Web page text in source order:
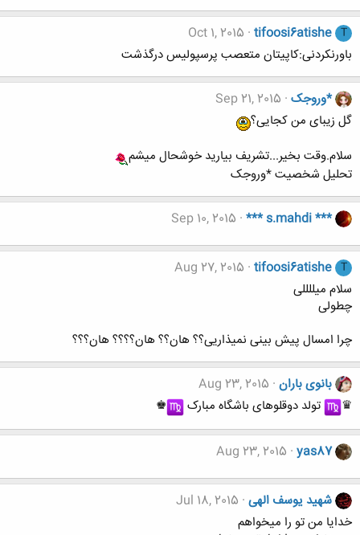
T
tifoosi6atishe
Oct 1, 2015
باورنکردنی:کاپیتان متعصب پرسپولیس درگذشت
*وروجک Sep 21, 2015
گل زیبای من کجایی؟
سلام.وقت بخیر...تشریف بیارید خوشحال میشم
تحلیل شخصیت *وروجک
*** s.mahdi ***
Sep 10, 2015
T
tifoosi6atishe
Aug 27, 2015
سلام میللللی
چطولی
چرا امسال پیش بینی نمیذاریی؟؟ هان؟؟ هان؟؟؟؟ هان؟؟؟
بانوی باران Aug 23, 2015
♛
︎ تولد دوقلوهای باشگاه مبارک ︎♚
yas87
Aug 23, 2015
شهید یوسف الهی Jul 18, 2015
خدایا من تو را میخواهم